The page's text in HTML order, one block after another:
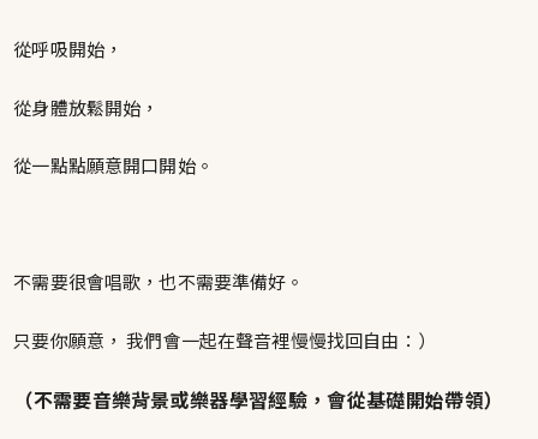
從呼吸開始，
從身體放鬆開始，
從一點點願意開口開始。
不需要很會唱歌，也不需要準備好。
只要你願意， 我們會一起在聲音裡慢慢找回自由：）
（不需要音樂背景或樂器學習經驗，會從基礎開始帶領）